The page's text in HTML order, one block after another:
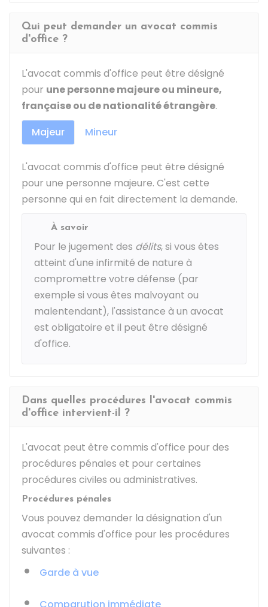
Qui peut demander un avocat commis
d'office ?
L'avocat commis d'office peut être désigné
pour une personne majeure ou mineure,
française ou de nationalité étrangère.
Majeur
Mineur
L'avocat commis d'office peut être désigné
pour une personne majeure. C'est cette
personne qui en fait directement la demande.
À savoir
Pour le jugement des délits, si vous êtes
atteint d'une infirmité de nature à
compromettre votre défense (par
exemple si vous êtes malvoyant ou
malentendant), l'assistance à un avocat
est obligatoire et il peut être désigné
d'office.
Dans quelles procédures l'avocat commis
d'office intervient-il ?
L'avocat peut être commis d'office pour des
procédures pénales et pour certaines
procédures civiles ou administratives.
Procédures pénales
Vous pouvez demander la désignation d'un
avocat commis d'office pour les procédures
suivantes :
Garde à vue